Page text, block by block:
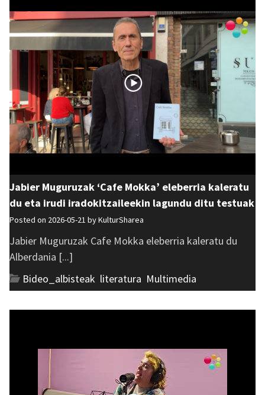
Jabier Muguruzak ‘Cafe Mokka’ eleberria kaleratu
du eta irudi iradokitzaileekin lagundu ditu testuak
Posted on 2026-05-21 byKulturSharea
Jabier Muguruzak Cafe Mokka eleberria kaleratu du
Alberdania [...]
Bideo_albisteak literatura Multimedia